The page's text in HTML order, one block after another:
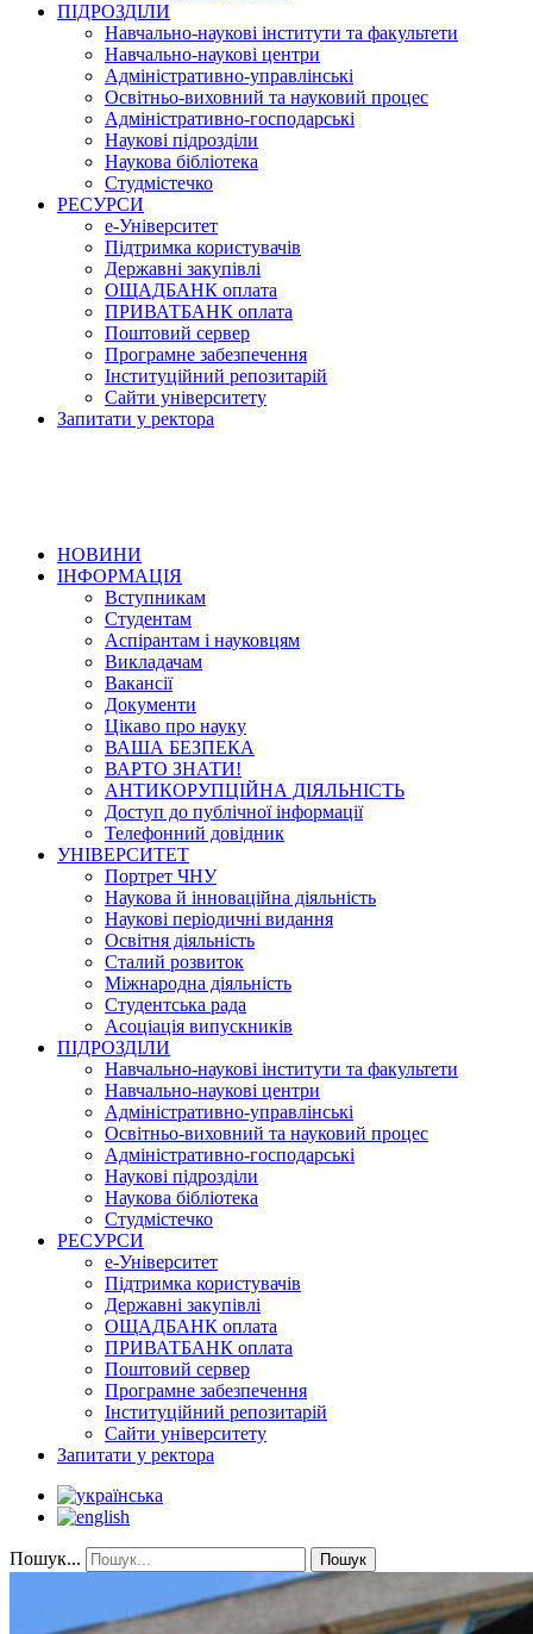
ПІДРОЗДІЛИ
Навчально-наукові інститути та факультети
Навчально-наукові центри
Адміністративно-управлінські
Освітньо-виховний та науковий процес
Адміністративно-господарські
Наукові підрозділи
Наукова бібліотека
Студмістечко
РЕСУРСИ
е-Університет
Підтримка користувачів
Державні закупівлі
ОЩАДБАНК оплата
ПРИВАТБАНК оплата
Поштовий сервер
Програмне забезпечення
Інституційний репозитарій
Сайти університету
Запитати у ректора
НОВИНИ
ІНФОРМАЦІЯ
Вступникам
Студентам
Аспірантам і науковцям
Викладачам
Вакансії
Документи
Цікаво про науку
ВАША БЕЗПЕКА
ВАРТО ЗНАТИ!
АНТИКОРУПЦІЙНА ДІЯЛЬНІСТЬ
Доступ до публічної інформації
Телефонний довідник
УНІВЕРСИТЕТ
Портрет ЧНУ
Наукова й інноваційна діяльність
Наукові періодичні видання
Освітня діяльність
Сталий розвиток
Міжнародна діяльність
Студентська рада
Асоціація випускників
ПІДРОЗДІЛИ
Навчально-наукові інститути та факультети
Навчально-наукові центри
Адміністративно-управлінські
Освітньо-виховний та науковий процес
Адміністративно-господарські
Наукові підрозділи
Наукова бібліотека
Студмістечко
РЕСУРСИ
е-Університет
Підтримка користувачів
Державні закупівлі
ОЩАДБАНК оплата
ПРИВАТБАНК оплата
Поштовий сервер
Програмне забезпечення
Інституційний репозитарій
Сайти університету
Запитати у ректора
Пошук... Пошук